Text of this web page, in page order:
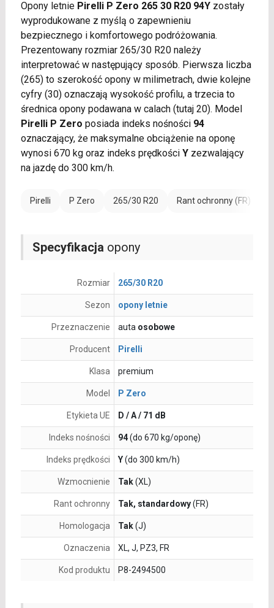
Opony letnie Pirelli P Zero 265 30 R20 94Yzostały
wyprodukowane z myślą o zapewnieniu
bezpiecznego i komfortowego podróżowania.
Prezentowany rozmiar 265/30 R20 należy
interpretować w następujący sposób. Pierwsza liczba
(265) to szerokość opony w milimetrach, dwie kolejne
cyfry (30) oznaczają wysokość profilu, a trzecia to
średnica opony podawana w calach (tutaj 20). Model
Pirelli P Zero posiada indeks nośności 94
oznaczający, że maksymalne obciążenie na oponę
wynosi 670 kg oraz indeks prędkości Yzezwalający
na jazdę do 300 km/h.
Pirelli P Zero 265/30 R20 Rant ochronny (FR)
Specyfikacja opony
Rozmiar 265/30 R20
Sezon opony letnie
Przeznaczenie auta osobowe
Producent Pirelli
Klasa premium
Model P Zero
Etykieta UE D / A / 71 dB
Indeks nośności 94(do 670 kg/oponę)
Indeks prędkości Y(do 300 km/h)
Wzmocnienie Tak(XL)
Rant ochronny Tak, standardowy(FR)
Homologacja Tak(J)
Oznaczenia XL, J, PZ3, FR
Kod produktu P8-2494500